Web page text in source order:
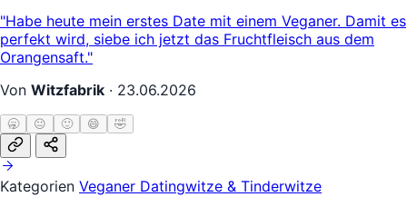
"Habe heute mein erstes Date mit einem Veganer. Damit es
perfekt wird, siebe ich jetzt das Fruchtfleisch aus dem
Orangensaft."
Von Witzfabrik · 23.06.2026
🥱 😐 🙂 😄 🤣
Kategorien Veganer Datingwitze & Tinderwitze